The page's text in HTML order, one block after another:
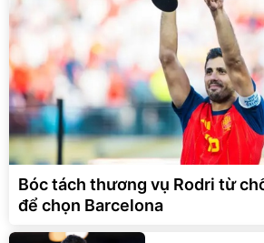
Bóc tách thương vụ Rodri từ
để chọn Barcelona